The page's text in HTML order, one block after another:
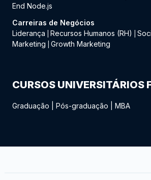
End Node.js
Carreiras de Negócios
Liderança
Recursos Humanos (RH)
Marketing
Growth Marketing
CURSOS UNIVERSITÁRIOS
Graduação Pós-graduação MBA